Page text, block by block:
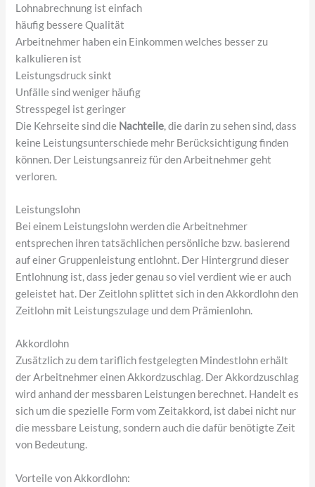
Lohnabrechnung ist einfach
häufig bessere Qualität
Arbeitnehmer haben ein Einkommen welches besser zu
kalkulieren ist
Leistungsdruck sinkt
Unfälle sind weniger häufig
Stresspegel ist geringer
Die Kehrseite sind die Nachteile, die darin zu sehen sind, dass
keine Leistungsunterschiede mehr Berücksichtigung finden
können. Der Leistungsanreiz für den Arbeitnehmer geht
verloren.
Leistungslohn
Bei einem Leistungslohn werden die Arbeitnehmer
entsprechen ihren tatsächlichen persönliche bzw. basierend
auf einer Gruppenleistung entlohnt. Der Hintergrund dieser
Entlohnung ist, dass jeder genau so viel verdient wie er auch
geleistet hat. Der Zeitlohn splittet sich in den Akkordlohn den
Zeitlohn mit Leistungszulage und dem Prämienlohn.
Akkordlohn
Zusätzlich zu dem tariflich festgelegten Mindestlohn erhält
der Arbeitnehmer einen Akkordzuschlag. Der Akkordzuschlag
wird anhand der messbaren Leistungen berechnet. Handelt es
sich um die spezielle Form vom Zeitakkord, ist dabei nicht nur
die messbare Leistung, sondern auch die dafür benötigte Zeit
von Bedeutung.
Vorteile von Akkordlohn: